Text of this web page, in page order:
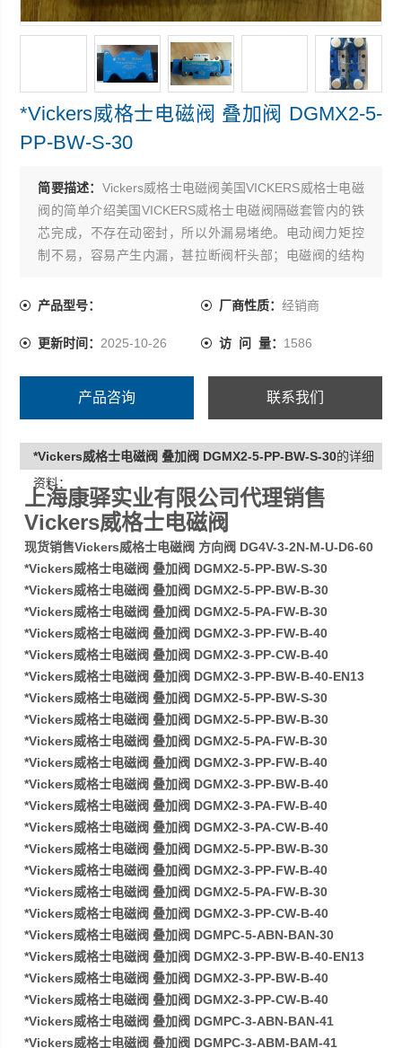
*Vickers威格士电磁阀 叠加阀 DGMX2-5-
PP-BW-S-30
简要描述： Vickers威格士电磁阀美国VICKERS威格士电磁
阀的简单介绍美国VICKERS威格士电磁阀隔磁套管内的铁
芯完成，不存在动密封，所以外漏易堵绝。电动阀力矩控
制不易，容易产生内漏，甚拉断阀杆头部；电磁阀的结构
DGMX2-5-PP-BW-S-30
产品型号： 厂商性质： 经销商
更新时间： 2025-10-26 访 问 量： 1586
产品咨询 联系我们
*Vickers威格士电磁阀 叠加阀 DGMX2-5-PP-BW-S-30的详细
资料：
上海康驿实业有限公司代理销售
Vickers威格士电磁阀
现货销售Vickers威格士电磁阀 方向阀 DG4V-3-2N-M-U-D6-60
*Vickers威格士电磁阀 叠加阀 DGMX2-5-PP-BW-S-30
*Vickers威格士电磁阀 叠加阀 DGMX2-5-PP-BW-B-30
*Vickers威格士电磁阀 叠加阀 DGMX2-5-PA-FW-B-30
*Vickers威格士电磁阀 叠加阀 DGMX2-3-PP-FW-B-40
*Vickers威格士电磁阀 叠加阀 DGMX2-3-PP-CW-B-40
*Vickers威格士电磁阀 叠加阀 DGMX2-3-PP-BW-B-40-EN13
*Vickers威格士电磁阀 叠加阀 DGMX2-5-PP-BW-S-30
*Vickers威格士电磁阀 叠加阀 DGMX2-5-PP-BW-B-30
*Vickers威格士电磁阀 叠加阀 DGMX2-5-PA-FW-B-30
*Vickers威格士电磁阀 叠加阀 DGMX2-3-PP-FW-B-40
*Vickers威格士电磁阀 叠加阀 DGMX2-3-PP-BW-B-40
*Vickers威格士电磁阀 叠加阀 DGMX2-3-PA-FW-B-40
*Vickers威格士电磁阀 叠加阀 DGMX2-3-PA-CW-B-40
*Vickers威格士电磁阀 叠加阀 DGMX2-5-PP-BW-B-30
*Vickers威格士电磁阀 叠加阀 DGMX2-3-PP-FW-B-40
*Vickers威格士电磁阀 叠加阀 DGMX2-5-PA-FW-B-30
*Vickers威格士电磁阀 叠加阀 DGMX2-3-PP-CW-B-40
*Vickers威格士电磁阀 叠加阀 DGMPC-5-ABN-BAN-30
*Vickers威格士电磁阀 叠加阀 DGMX2-3-PP-BW-B-40-EN13
*Vickers威格士电磁阀 叠加阀 DGMX2-3-PP-BW-B-40
*Vickers威格士电磁阀 叠加阀 DGMX2-3-PP-CW-B-40
*Vickers威格士电磁阀 叠加阀 DGMPC-3-ABN-BAN-41
*Vickers威格士电磁阀 叠加阀 DGMPC-3-ABM-BAM-41